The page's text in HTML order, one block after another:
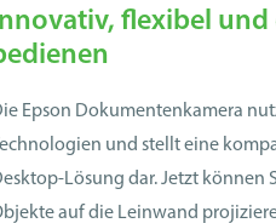
flexibel und
Epson Dokumentenkamera
und stellt eine
Lösung dar. Jetzt können
auf die Leinwand